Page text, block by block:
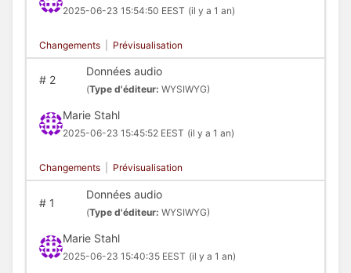
2025-06-23 15:54:50 EEST (il y a 1 an)
Changements Prévisualisation
#2
Données audio
(Type d'éditeur: WYSIWYG)
Marie Stahl
2025-06-23 15:45:52 EEST (il y a 1 an)
Changements Prévisualisation
#1
Données audio
(Type d'éditeur: WYSIWYG)
Marie Stahl
2025-06-23 15:40:35 EEST (il y a 1 an)